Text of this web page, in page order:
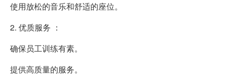
使用放松的音乐和舒适的座位。
2. 优质服务 ：
确保员工训练有素。
提供高质量的服务。